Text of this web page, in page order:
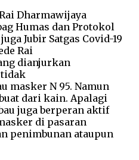
Dharmawijaya
Humas dan Protokol
Jubir Satgas Covid-19
Rai
dianjurkan
masker N 95. Namun
dari kain. Apalagi
juga berperan aktif
di pasaran
penimbunan ataupun